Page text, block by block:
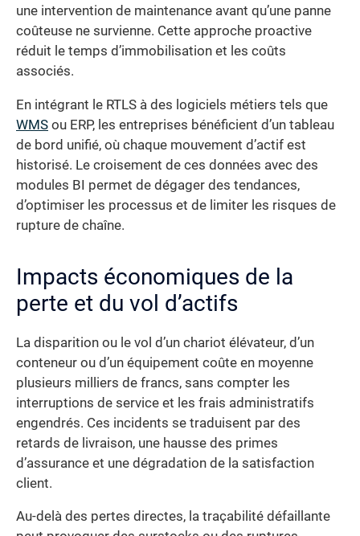
une intervention de maintenance avant qu’une panne
coûteuse ne survienne. Cette approche proactive
réduit le temps d’immobilisation et les coûts
associés.
En intégrant le RTLS à des logiciels métiers tels que
WMS ou ERP, les entreprises bénéficient d’un tableau
de bord unifié, où chaque mouvement d’actif est
historisé. Le croisement de ces données avec des
modules BI permet de dégager des tendances,
d’optimiser les processus et de limiter les risques de
rupture de chaîne.
Impacts économiques de la
perte et du vol d’actifs
La disparition ou le vol d’un chariot élévateur, d’un
conteneur ou d’un équipement coûte en moyenne
plusieurs milliers de francs, sans compter les
interruptions de service et les frais administratifs
engendrés. Ces incidents se traduisent par des
retards de livraison, une hausse des primes
d’assurance et une dégradation de la satisfaction
client.
Au-delà des pertes directes, la traçabilité défaillante